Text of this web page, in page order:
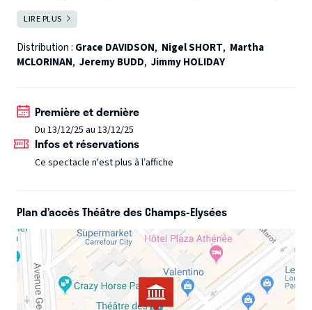
sacrée atteint la théâtralité d’un opéra. Son écriture
symphonique subtile et ses chœurs somptueux en font le
matériau idéal pour le Kammerorchester Basel.
LIRE PLUS
Distribution : Grace DAVIDSON, Nigel SHORT, Martha
MCLORINAN, Jeremy BUDD, Jimmy HOLIDAY
Première et dernière
Du 13/12/25 au 13/12/25
Infos et réservations
Ce spectacle n'est plus à l’affiche
Plan d’accès Théâtre des Champs-Elysées